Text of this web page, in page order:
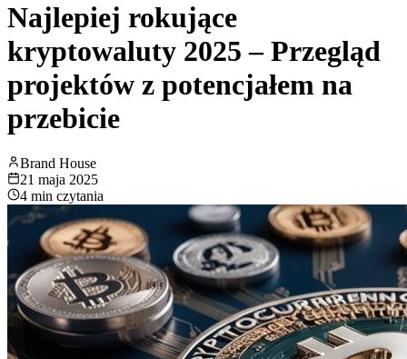
Najlepiej rokujące
kryptowaluty 2025 – Przegląd
projektów z potencjałem na
przebicie
Brand House
21 maja 2025
4 min czytania